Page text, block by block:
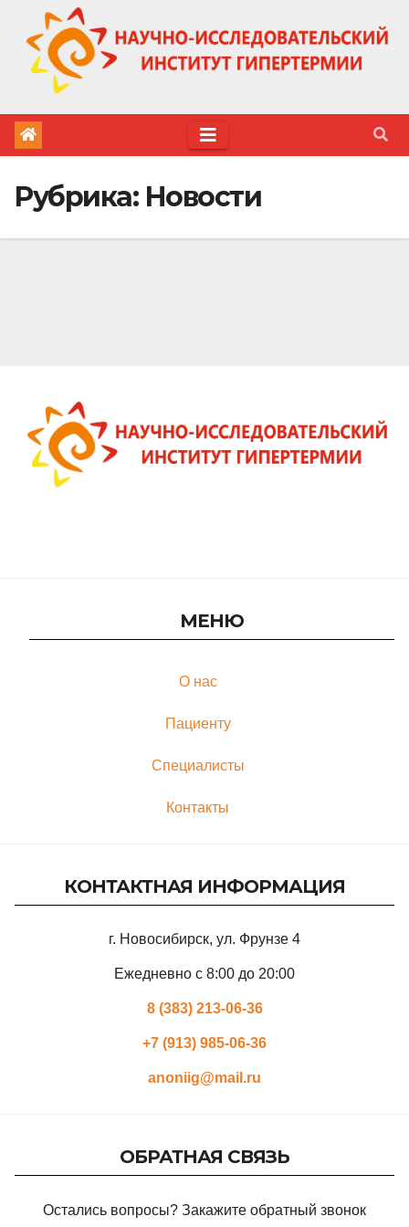
Перейти
содержимому
Рубрика: Новости
МЕНЮ
О нас
Пациенту
Специалисты
Контакты
КОНТАКТНАЯ ИНФОРМАЦИЯ
г. Новосибирск, ул. Фрунзе 4
Ежедневно с 8:00 до 20:00
8 (383) 213-06-36
+7 (913) 985-06-36
anoniig@mail.ru
ОБРАТНАЯ СВЯЗЬ
Остались вопросы? Закажите обратный звонок